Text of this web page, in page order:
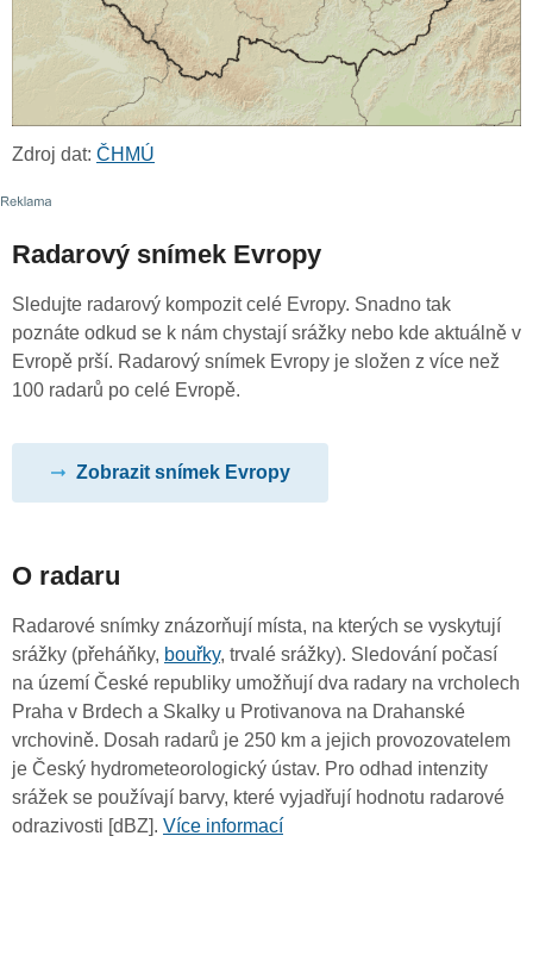
Zdroj dat: ČHMÚ
Radarový snímek Evropy
Sledujte radarový kompozit celé Evropy. Snadno tak
poznáte odkud se k nám chystají srážky nebo kde aktuálně v
Evropě prší. Radarový snímek Evropy je složen z více než
100 radarů po celé Evropě.
Zobrazit snímek Evropy
O radaru
Radarové snímky znázorňují místa, na kterých se vyskytují
srážky (přeháňky, bouřky, trvalé srážky). Sledování počasí
na území České republiky umožňují dva radary na vrcholech
Praha v Brdech a Skalky u Protivanova na Drahanské
vrchovině. Dosah radarů je 250 km a jejich provozovatelem
je Český hydrometeorologický ústav. Pro odhad intenzity
srážek se používají barvy, které vyjadřují hodnotu radarové
odrazivosti [dBZ]. Více informací